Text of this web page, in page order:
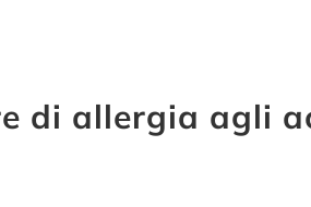
di allergia agli